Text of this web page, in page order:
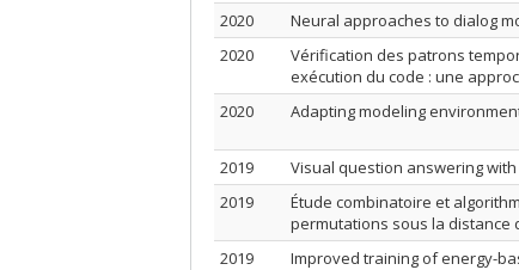
2020 Neural approaches to dialog
2020
Vérification des patrons
exécution du code : une
2020
Adapting modeling
2019 Visual question answering
2019
Étude combinatoire et
permutations sous la distance
2019 Improved training of energy-